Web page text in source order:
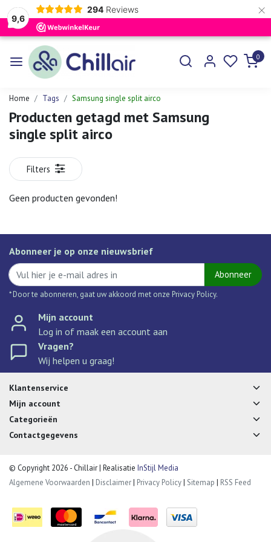
9,6
294 Reviews ×
0
Home Tags Samsung single split airco
Producten getagd met Samsung
single split airco
Filters
Geen producten gevonden!
Abonneer je op onze nieuwsbrief
Abonneer
* Door te abonneren, gaat uw akkoord met onze Privacy Policy.
Mijn account
Log in of maak een account aan
Vragen?
Wij helpen u graag!
Klantenservice
Mijn account
Categorieën
Contactgegevens
© Copyright 2026 - Chillair | Realisatie InStijl Media
Algemene Voorwaarden | Disclaimer| Privacy Policy| Sitemap | RSS Feed